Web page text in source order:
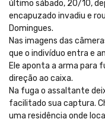
último sábado, 20/10,
encapuzado invadiu e
Domingues.
Nas imagens das
que o indivíduo entra e
Ele aponta a arma para
direção ao caixa.
Na fuga o assaltante
facilitado sua captura.
uma residência onde